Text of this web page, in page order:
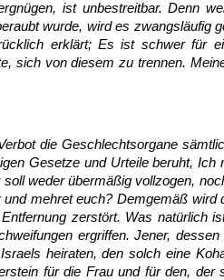
ist unbestreitbar. Denn
wurde, wird es zwangsläufig
erklärt; Es ist schwer für
sich von diesem zu trennen.
die Geschlechtsorgane
Gesetze und Urteile beruht, Ich
weder übermäßig vollzogen,
mehret euch? Demgemäß wird
zerstört. Was natürlich
ergriffen. Jener,
heiraten, den solch eine
für die Frau und für den, der